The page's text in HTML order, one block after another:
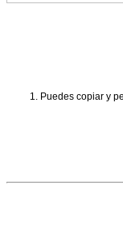
1. Puedes copiar y